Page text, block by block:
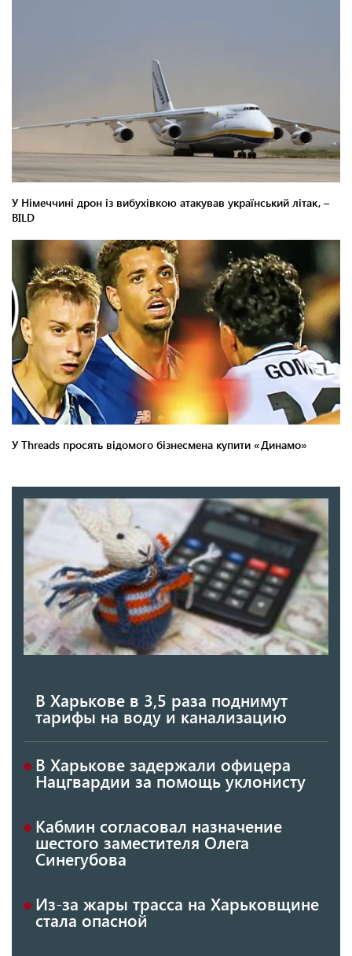
В Харькове в 3,5 раза поднимут
тарифы на воду и канализацию
В Харькове задержали офицера
Нацгвардии за помощь уклонисту
Кабмин согласовал назначение
шестого заместителя Олега
Синегубова
Из-за жары трасса на Харьковщине
стала опасной